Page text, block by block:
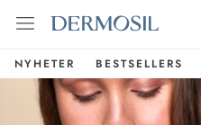
NYHETER BESTSELLERS